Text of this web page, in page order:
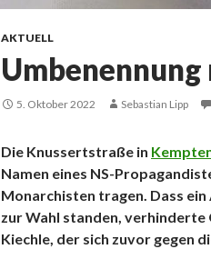
AKTUELL
5. Oktober 2022 Sebastian Lipp
Die Knussertstraße in
Namen eines NS-
Monarchisten tragen. Dass
zur Wahl standen,
Kiechle, der sich zuvor gegen